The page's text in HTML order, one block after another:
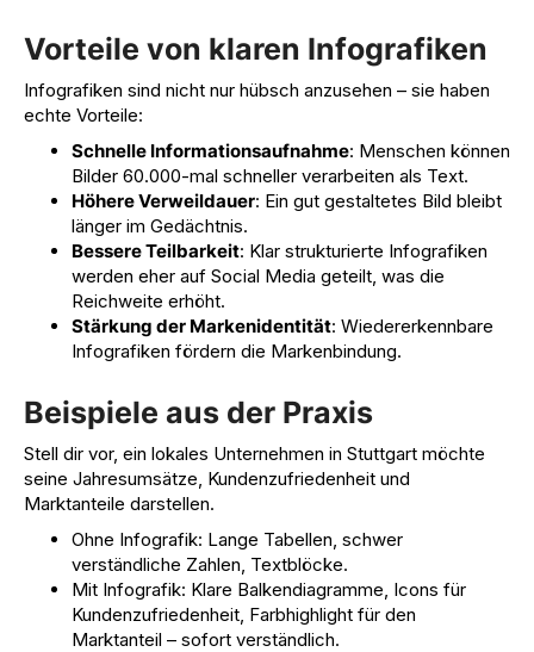
Vorteile von klaren Infografiken
Infografiken sind nicht nur hübsch anzusehen – sie haben
echte Vorteile:
Schnelle Informationsaufnahme: Menschen können
Bilder 60.000-mal schneller verarbeiten als Text.
Höhere Verweildauer: Ein gut gestaltetes Bild bleibt
länger im Gedächtnis.
Bessere Teilbarkeit: Klar strukturierte Infografiken
werden eher auf Social Media geteilt, was die
Reichweite erhöht.
Stärkung der Markenidentität: Wiedererkennbare
Infografiken fördern die Markenbindung.
Beispiele aus der Praxis
Stell dir vor, ein lokales Unternehmen in Stuttgart möchte
seine Jahresumsätze, Kundenzufriedenheit und
Marktanteile darstellen.
Ohne Infografik: Lange Tabellen, schwer
verständliche Zahlen, Textblöcke.
Mit Infografik: Klare Balkendiagramme, Icons für
Kundenzufriedenheit, Farbhighlight für den
Marktanteil – sofort verständlich.